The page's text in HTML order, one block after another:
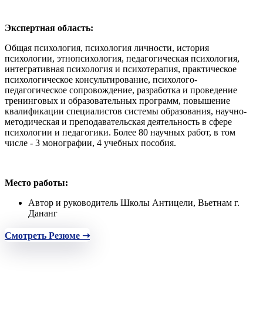
Экспертная область:
Общая психология, психология личности, история
психологии, этнопсихология, педагогическая психология,
интегративная психология и психотерапия, практическое
психологическое консультирование, психолого-
педагогическое сопровождение, разработка и проведение
тренинговых и образовательных программ, повышение
квалификации специалистов системы образования, научно-
методическая и преподавательская деятельность в сфере
психологии и педагогики. Более 80 научных работ, в том
числе - 3 монографии, 4 учебных пособия.
Место работы:
Автор и руководитель Школы Антицели, Вьетнам г.
Дананг
Смотреть Резюме ➝